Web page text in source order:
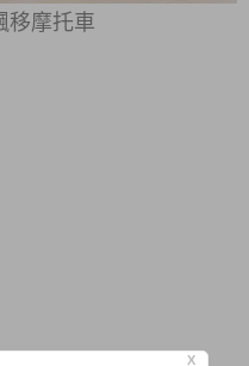
移摩托車
X